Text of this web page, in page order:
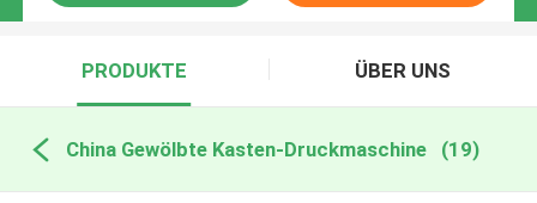
PRODUKTE ÜBER UNS
China Gewölbte Kasten-Druckmaschine (19)